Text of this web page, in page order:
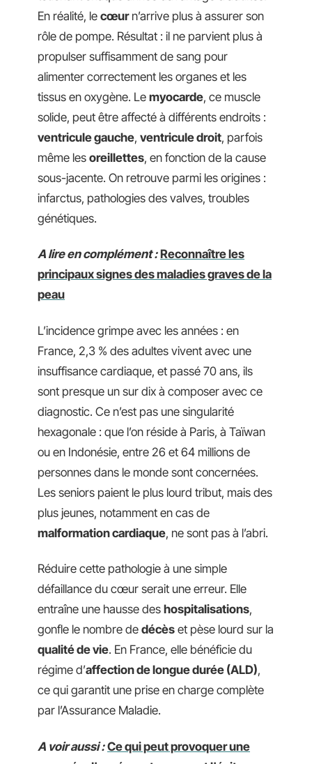
En réalité, le cœurn’arrive plus à assurer son
rôle de pompe. Résultat : il ne parvient plus à
propulser suffisamment de sang pour
alimenter correctement les organes et les
tissus en oxygène. Le myocarde, ce muscle
solide, peut être affecté à différents endroits :
ventricule gauche, ventricule droit, parfois
même les oreillettes, en fonction de la cause
sous-jacente. On retrouve parmi les origines :
infarctus, pathologies des valves, troubles
génétiques.
A lire en complément : Reconnaître les
principaux signes des maladies graves de la
peau
L’incidence grimpe avec les années : en
France, 2,3 % des adultes vivent avec une
insuffisance cardiaque, et passé 70 ans, ils
sont presque un sur dix à composer avec ce
diagnostic. Ce n’est pas une singularité
hexagonale : que l’on réside à Paris, à Taïwan
ou en Indonésie, entre 26 et 64 millions de
personnes dans le monde sont concernées.
Les seniors paient le plus lourd tribut, mais des
plus jeunes, notamment en cas de
malformation cardiaque, ne sont pas à l’abri.
Réduire cette pathologie à une simple
défaillance du cœur serait une erreur. Elle
entraîne une hausse des hospitalisations,
gonfle le nombre de décès et pèse lourd sur la
qualité de vie. En France, elle bénéficie du
régime d’affection de longue durée (ALD),
ce qui garantit une prise en charge complète
par l’Assurance Maladie.
A voir aussi : Ce qui peut provoquer une